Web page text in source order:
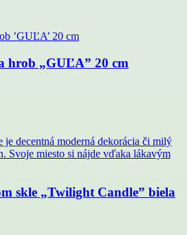
hrob „GUĽA” 20 cm
skle „Twilight Candle” biela